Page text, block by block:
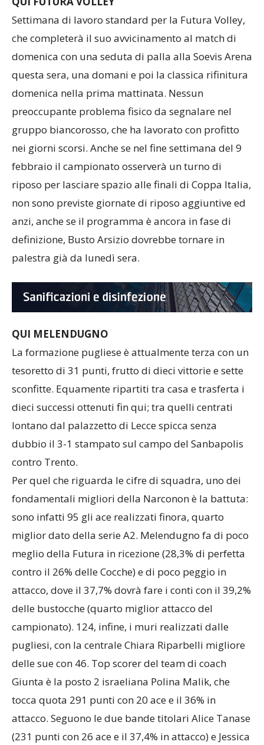
domenica con una seduta di palla alla Soevis Arena
domenica nella prima mattinata. Nessun
preoccupante problema fisico da segnalare nel
gruppo biancorosso, che ha lavorato con profitto
febbraio il campionato osserverà un turno di
anzi, anche se il programma è ancora in fase di
La formazione pugliese è attualmente terza con un
tesoretto di 31 punti, frutto di dieci vittorie e sette
sconfitte. Equamente ripartiti tra casa e trasferta i
dieci successi ottenuti fin qui; tra quelli centrati
lontano dal palazzetto di Lecce spicca senza
dubbio il 3-1 stampato sul campo del Sanbapolis
Per quel che riguarda le cifre di squadra, uno dei
fondamentali migliori della Narconon è la battuta:
sono infatti 95 gli ace realizzati finora, quarto
miglior dato della serie A2. Melendugno fa di poco
meglio della Futura in ricezione (28,3% di perfetta
contro il 26% delle Cocche) e di poco peggio in
delle bustocche (quarto miglior attacco del
campionato). 124, infine, i muri realizzati dalle
pugliesi, con la centrale Chiara Riparbelli migliore
delle sue con 46. Top scorer del team di coach
Giunta è la posto 2 israeliana Polina Malik, che
tocca quota 291 punti con 20 ace e il 36% in
attacco. Seguono le due bande titolari Alice Tanase